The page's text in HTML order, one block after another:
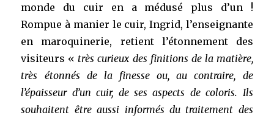
monde du cuir en a médusé plus d’un !
Rompue à manier le cuir, Ingrid, l’enseignante
en maroquinerie, retient l’étonnement des
visiteurs « très curieux des finitions de la matière,
très étonnés de la finesse ou, au contraire, de
l’épaisseur d’un cuir, de ses aspects de coloris. Ils
souhaitent être aussi informés du traitement des